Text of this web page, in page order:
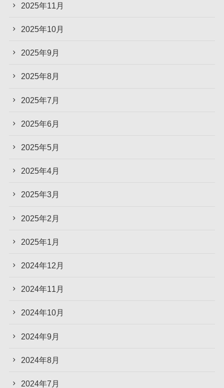
2025年11月
2025年10月
2025年9月
2025年8月
2025年7月
2025年6月
2025年5月
2025年4月
2025年3月
2025年2月
2025年1月
2024年12月
2024年11月
2024年10月
2024年9月
2024年8月
2024年7月